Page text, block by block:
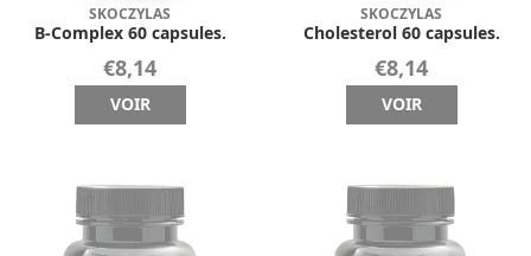
SKOCZYLAS
B-Complex 60 capsules.
€8,14
VOIR
SKOCZYLAS
Cholesterol 60 capsules.
€8,14
VOIR